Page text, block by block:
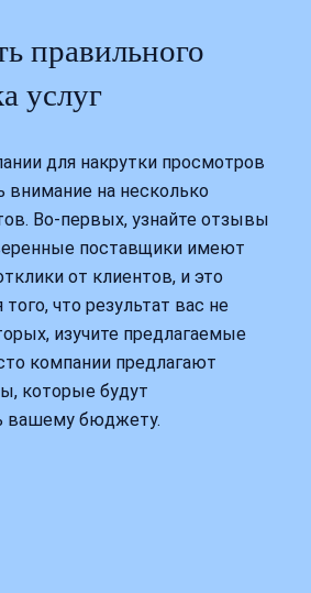
правильного
услуг
для накрутки просмотров
внимание на несколько
Во-первых, узнайте отзывы
поставщики имеют
от клиентов, и это
что результат вас не
изучите предлагаемые
компании предлагают
которые будут
вашему бюджету.